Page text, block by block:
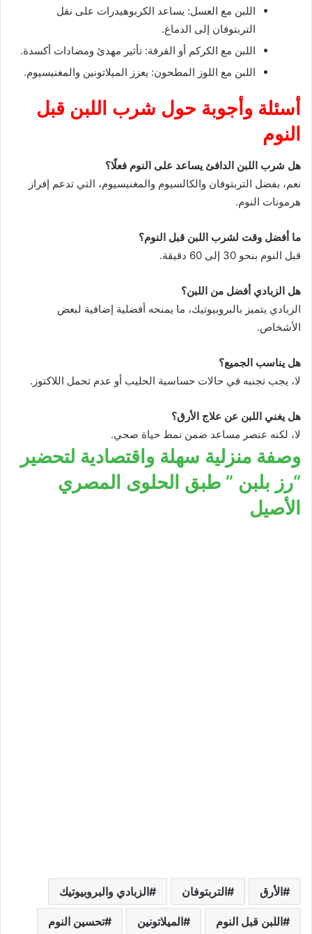
اللبن مع العسل: يساعد الكربوهيدرات على نقل
التربتوفان إلى الدماغ.
اللبن مع الكركم أو القرفة: تأثير مهدئ ومضادات أكسدة.
اللبن مع اللوز المطحون: يعزز الميلاتونين والمغنيسيوم.
أسئلة وأجوبة حول شرب اللبن قبل
النوم
هل شرب اللبن الدافئ يساعد على النوم فعلًا؟
نعم، بفضل التربتوفان والكالسيوم والمغنيسيوم، التي تدعم إفراز
هرمونات النوم.
ما أفضل وقت لشرب اللبن قبل النوم؟
قبل النوم بنحو 30 إلى 60 دقيقة.
هل الزبادي أفضل من اللبن؟
الزبادي يتميز بالبروبيوتيك، ما يمنحه أفضلية إضافية لبعض
الأشخاص.
هل يناسب الجميع؟
لا، يجب تجنبه في حالات حساسية الحليب أو عدم تحمل اللاكتوز.
هل يغني اللبن عن علاج الأرق؟
لا، لكنه عنصر مساعد ضمن نمط حياة صحي.
وصفة منزلية سهلة واقتصادية لتحضير
“رز بلبن ” طبق الحلوى المصري
الأصيل
الأرق التربتوفان الزبادي والبروبيوتيك
اللبن قبل النوم الميلاتونين تحسين النوم